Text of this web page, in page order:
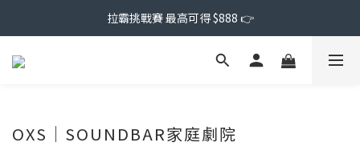
拉霸挑戰賽 最高可得 $888 👉
OXS｜SOUNDBAR家庭劇院